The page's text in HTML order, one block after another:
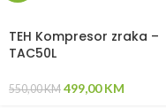
TEH Kompresor zraka –
TAC50L
550,00KM 499,00KM